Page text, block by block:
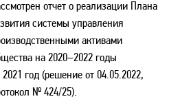
отчет о реализации Плана
системы управления
активами
на 2020–2022 годы
2021 год (решение от 04.05.2022,
№ 424/25).